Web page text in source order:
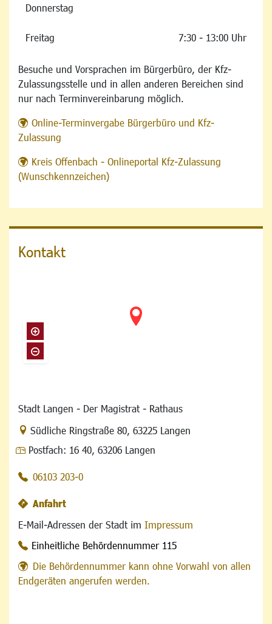
Donnerstag
Freitag 7:30 - 13:00 Uhr
Besuche und Vorsprachen im Bürgerbüro, der Kfz-
Zulassungsstelle und in allen anderen Bereichen sind
nur nach Terminvereinbarung möglich.
Online-Terminvergabe Bürgerbüro und Kfz-
Zulassung
Kreis Offenbach - Onlineportal Kfz-Zulassung
(Wunschkennzeichen)
Kontakt
Stadt Langen - Der Magistrat - Rathaus
Link zur Google-Maps Navigation
Südliche Ringstraße 80, 63225 Langen
Postfach: 16 40, 63206 Langen
06103 203-0
Anfahrt
E-Mail-Adressen der Stadt im Impressum
Einheitliche Behördennummer 115
Die Behördennummer kann ohne Vorwahl von allen
Endgeräten angerufen werden.